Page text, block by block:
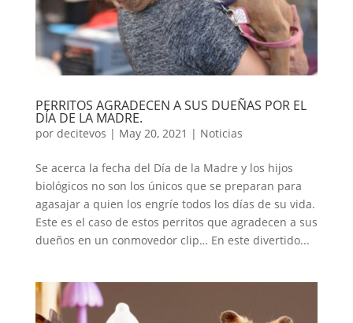
PERRITOS AGRADECEN A SUS DUEÑAS POR EL
DÍA DE LA MADRE.
por decitevos | May 20, 2021 | Noticias
Se acerca la fecha del Día de la Madre y los hijos
biológicos no son los únicos que se preparan para
agasajar a quien los engríe todos los días de su vida.
Este es el caso de estos perritos que agradecen a sus
dueños en un conmovedor clip… En este divertido...